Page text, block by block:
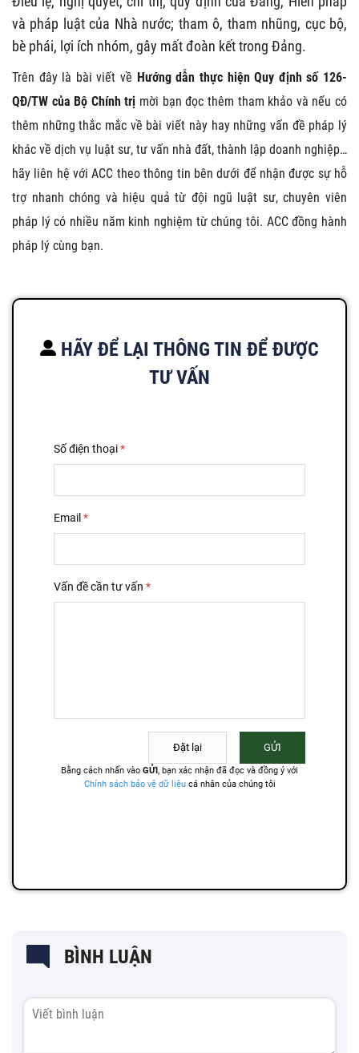
và pháp luật của Nhà nước; tham ô, tham nhũng, cục bộ,
bè phái, lợi ích nhóm, gây mất đoàn kết trong Đảng.
Trên đây là bài viết về Hướng dẫn thực hiện Quy định số 126-
QĐ/TW của Bộ Chính trị mời bạn đọc thêm tham khảo và nếu có
thêm những thắc mắc về bài viết này hay những vấn đề pháp lý
khác về dịch vụ luật sư, tư vấn nhà đất, thành lập doanh nghiệp…
hãy liên hệ với ACC theo thông tin bên dưới để nhận được sự hỗ
trợ nhanh chóng và hiệu quả từ đội ngũ luật sư, chuyên viên
pháp lý có nhiều năm kinh nghiệm từ chúng tôi. ACC đồng hành
pháp lý cùng bạn.
HÃY ĐỂ LẠI THÔNG TIN ĐỂ ĐƯỢC
TƯ VẤN
BÌNH LUẬN